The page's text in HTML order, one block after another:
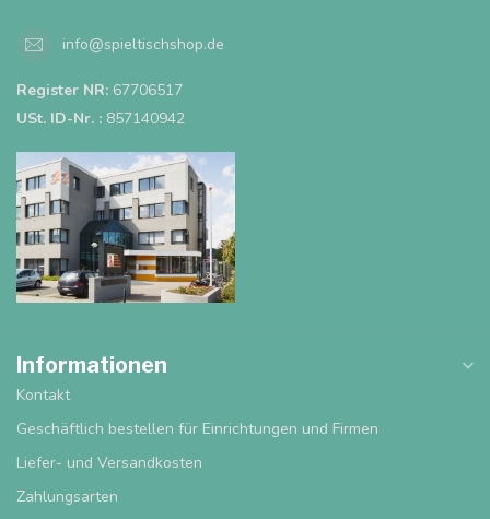
info@spieltischshop.de
Register NR: 67706517
USt. ID-Nr. : 857140942
Informationen
Kontakt
Geschäftlich bestellen für Einrichtungen und Firmen
Liefer- und Versandkosten
Zahlungsarten